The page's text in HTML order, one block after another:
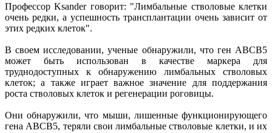
Профессор Ksander говорит: "Лимбальные стволовые клетки
очень редки, а успешность трансплантации очень зависит от
этих редких клеток".
В своем исследовании, ученые обнаружили, что ген ABCB5
может быть использован в качестве маркера для
труднодоступных к обнаружению лимбальных стволовых
клеток; а также играет важное значение для поддержания
роста стволовых клеток и регенерации роговицы.
Они обнаружили, что мыши, лишенные функционирующего
гена ABCB5, теряли свои лимбальные стволовые клетки, и их